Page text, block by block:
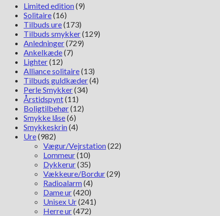
Limited edition(9)
Solitaire(16)
Tilbuds ure(173)
Tilbuds smykker(129)
Anledninger(729)
Ankelkæde(7)
Lighter(12)
Alliance solitaire(13)
Tilbuds guldkæder(4)
Perle Smykker(34)
Årstidspynt(11)
Boligtilbehør(12)
Smykke låse(6)
Smykkeskrin(4)
Ure(982)
Vægur/Vejrstation(22)
Lommeur(10)
Dykkerur(35)
Vækkeure/Bordur(29)
Radioalarm(4)
Dame ur(420)
Unisex Ur(241)
Herre ur(472)